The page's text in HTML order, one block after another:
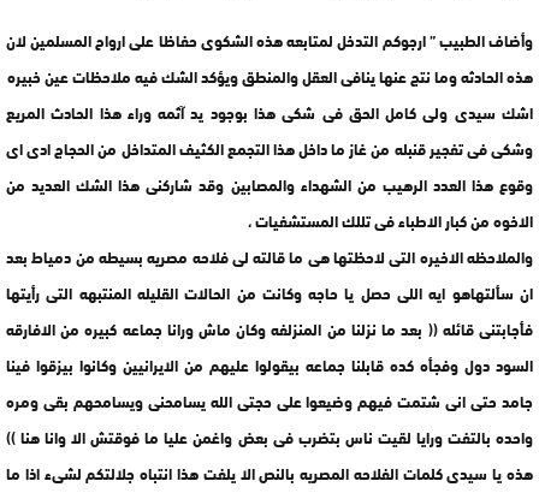
وأضاف الطبيب ” ارجوكم التدخل لمتابعه هذه الشكوى حفاظا على ارواح المسلمين لان
هذه الحادثه وما نتج عنها ينافى العقل والمنطق ويؤكد الشك فيه ملاحظات عين خبيره
اشك سيدى ولى كامل الحق فى شكى هذا بوجود يد آثمه وراء هذا الحادث المريع
وشكى فى تفجير قنبله من غاز ما داخل هذا التجمع الكثيف المتداخل من الحجاج ادى اى
وقوع هذا العدد الرهيب من الشهداء والمصابين وقد شاركنى هذا الشك العديد من
الاخوه من كبار الاطباء فى تللك المستشفيات ،
والملاحظه الاخيره التى لاحظتها هى ما قالته لى فلاحه مصريه بسيطه من دمياط بعد
ان سألتهاهو ايه اللى حصل يا حاجه وكانت من الحالات القليله المنتبهه التى رأيتها
فأجابتنى قائله (( بعد ما نزلنا من المنزلفه وكان ماش ورانا جماعه كبيره من الافارقه
السود دول وفجأه كده قابلنا جماعه بيقولوا عليهم من الايرانيين وكانوا بيزقوا فينا
جامد حتى انى شتمت فيهم وضيعوا على حجتى الله يسامحنى ويسامحهم بقى ومره
واحده بالتفت ورايا لقيت ناس بتضرب فى بعض واغمن عليا ما فوقتش الا وانا هنا ))
هذه يا سيدى كلمات الفلاحه المصريه بالنص الا يلفت هذا انتباه جلالتكم لشىء اذا ما